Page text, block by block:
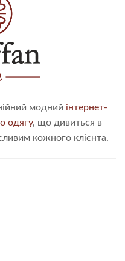
модний інтернет-
одягу, що дивиться в
кожного клієнта.